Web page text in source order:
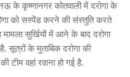
के कृष्णानगर कोतवाली में दरोगा के
को सस्पेंड करने की संस्तुति करते
सुर्खियों में आने के बाद दरोगा
के मुताबिक दरोगा की
टीम वहां रवाना हो गई है.